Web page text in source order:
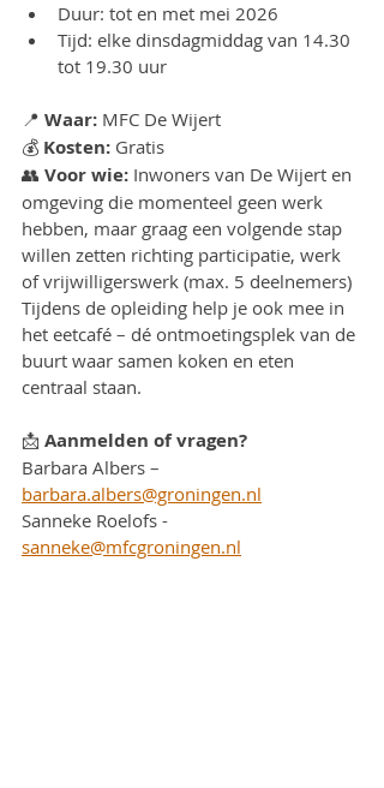
Duur: tot en met mei 2026
Tijd: elke dinsdagmiddag van 14.30
tot 19.30 uur
📍 Waar: MFC De Wijert
💰 Kosten: Gratis
👥 Voor wie: Inwoners van De Wijert en
omgeving die momenteel geen werk
hebben, maar graag een volgende stap
willen zetten richting participatie, werk
of vrijwilligerswerk (max. 5 deelnemers)
Tijdens de opleiding help je ook mee in
het eetcafé – dé ontmoetingsplek van de
buurt waar samen koken en eten
centraal staan.
📩 Aanmelden of vragen?
Barbara Albers –
barbara.albers@groningen.nl
Sanneke Roelofs -
sanneke@mfcgroningen.nl